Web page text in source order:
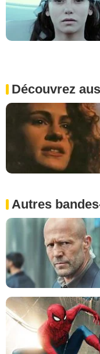
Découvrez
Autres